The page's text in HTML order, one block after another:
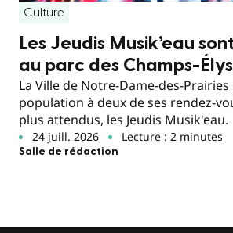
Culture
Les Jeudis Musik’eau
au parc des Champs-
La Ville de Notre-Dame-des-Prairies
population à deux de ses rendez-
plus attendus, les Jeudis Musik'eau.
24 juill. 2026 Lecture : 2 minutes
Salle de rédaction